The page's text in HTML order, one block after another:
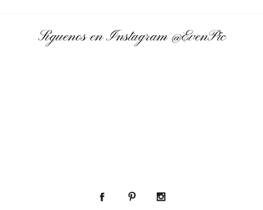
Síguenos en Instagram@EvenPic